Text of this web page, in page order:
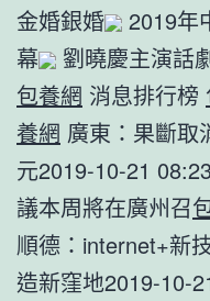
金婚銀婚
2019年
幕
劉曉慶主演話
包養網 消息排行榜
養網 廣東：果斷取
元2019-10-21
議本周將在廣州召
順德：internet+新
造新窪地2019-10-